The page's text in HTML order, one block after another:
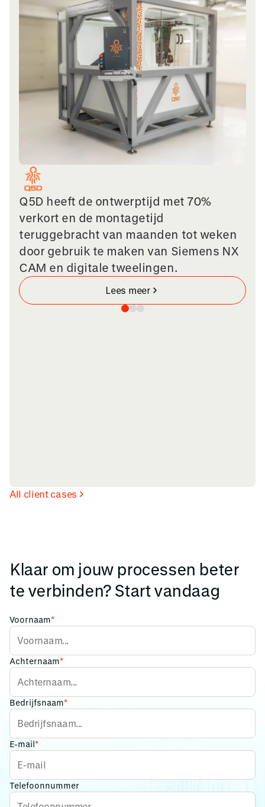
Q5D heeft de ontwerptijd met 70%
verkort en de montagetijd
teruggebracht van maanden tot weken
door gebruik te maken van Siemens NX
CAM en digitale tweelingen.
Lees meer
All client cases
Klaar om jouw processen beter
te verbinden? Start vandaag
Voornaam*
Achternaam*
Bedrijfsnaam*
E-mail*
Telefoonnummer